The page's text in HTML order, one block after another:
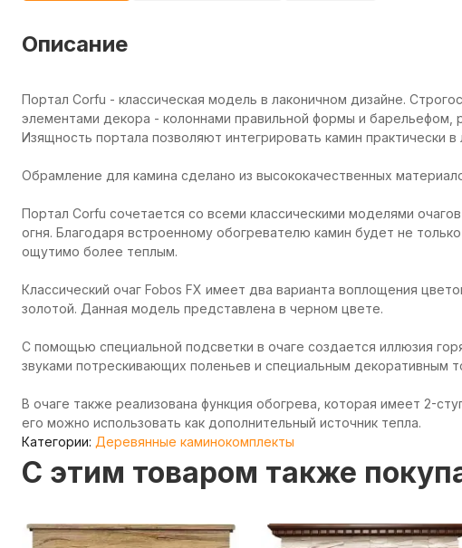
Описание
Портал Corfu - классическая модель в лаконичном дизайне.
элементами декора - колоннами правильной формы и барельефом,
Изящность портала позволяют интегрировать камин практически
Обрамление для камина сделано из высококачественных
Портал Corfu сочетается со всеми классическими моделями
огня. Благодаря встроенному обогревателю камин будет не
ощутимо более теплым.
Классический очаг Fobos FX имеет два варианта воплощения
золотой. Данная модель представлена в черном цвете.
С помощью специальной подсветки в очаге создается иллюзия
звуками потрескивающих поленьев и специальным декоративным
В очаге также реализована функция обогрева, которая имеет 2-
его можно использовать как дополнительный источник тепла.
Категории: Деревянные каминокомплекты
C этим товаром также